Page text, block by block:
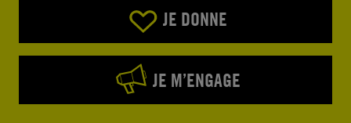
JE DONNE
JE M’ENGAGE